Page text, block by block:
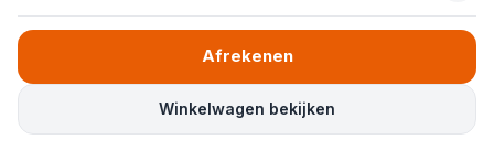
Winkelwagen bekijken
Afrekenen